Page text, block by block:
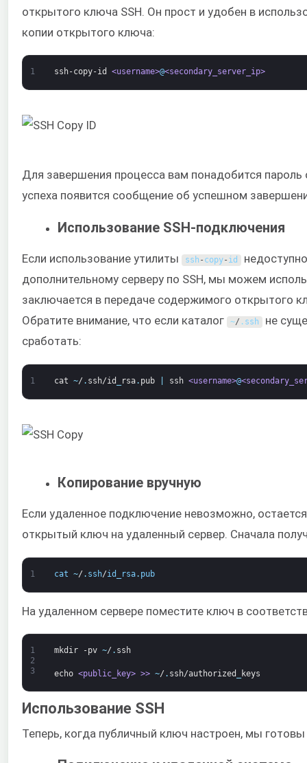
открытого ключа SSH. Он прост и удобен в
копии открытого ключа:
1 ssh-copy-id <username>@<secondary_server_ip>
Для завершения процесса вам понадобится пароль
успеха появится сообщение об успешном
Использование SSH-подключения
Если использование утилиты ssh - copy- id
дополнительному серверу по SSH, мы можем
заключается в передаче содержимого открытого
Обратите внимание, что если каталог
~/ . ssh не
сработать:
1 cat ~/ . ssh/id rsa. pub ssh <username>@
Копирование вручную
Если удаленное подключение невозможно,
открытый ключ на удаленный сервер. Сначала
1 cat ~/ . ssh/id_rsa. pub
На удаленном сервере поместите ключ в
1
2
3
mkdir -pv ~/ . ssh
echo <public_key> >> ~/ . ssh/authorized keys
Использование SSH
Теперь, когда публичный ключ настроен, мы